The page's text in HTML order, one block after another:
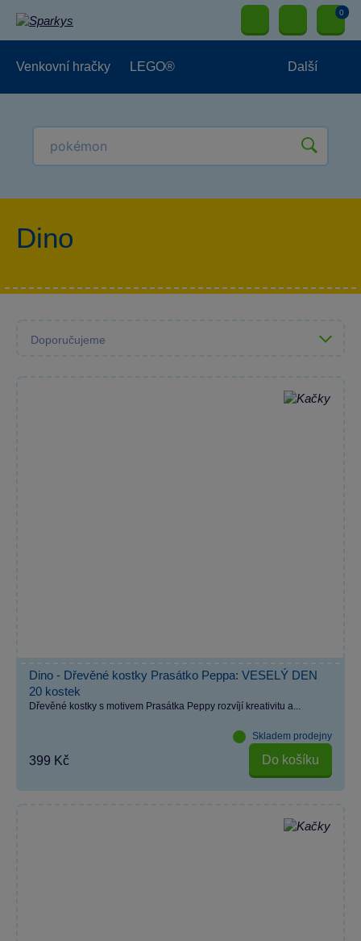
0
Venkovní hračky LEGO® Další
Dino
Dino - Dřevěné kostky Prasátko Peppa: VESELÝ DEN
20 kostek
Dřevěné kostky s motivem Prasátka Peppy rozvíjí kreativitu a...
Skladem prodejny
399 Kč Do košíku